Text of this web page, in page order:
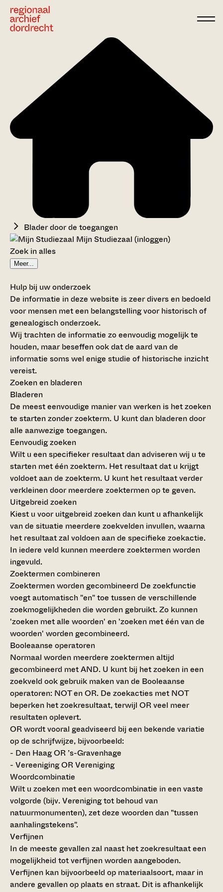
Blader door de toegangen
Mijn Studiezaal (inloggen)
Zoek in alles
Meer...
Hulp bij uw onderzoek
De informatie in deze website is zeer divers en bedoeld
voor mensen met een belangstelling voor historisch of
genealogisch onderzoek.
Wij trachten de informatie zo eenvoudig mogelijk te
houden, maar beseffen ook dat de aard van de
informatie soms wel enige studie of historische inzicht
vereist.
Zoeken en bladeren
Bladeren
De meest eenvoudige manier van werken is het zoeken
te starten zonder zoekterm. U kunt dan bladeren door
alle aanwezige toegangen.
Eenvoudig zoeken
Wilt u een specifieker resultaat dan adviseren wij u te
starten met één zoekterm. Het resultaat dat u krijgt
voldoet aan de zoekterm. U kunt het resultaat verder
verkleinen door meerdere zoektermen op te geven.
Uitgebreid zoeken
Kiest u voor uitgebreid zoeken dan kunt u afhankelijk
van de situatie meerdere zoekvelden invullen, waarna
het resultaat zal voldoen aan de specifieke zoekactie.
In iedere veld kunnen meerdere zoektermen worden
ingevuld.
Zoektermen combineren
Zoektermen worden gecombineerd De zoekfunctie
voegt automatisch "en" toe tussen de verschillende
zoekmogelijkheden die worden gebruikt. Zo kunnen
'zoeken met alle woorden' en 'zoeken met één van de
woorden' worden gecombineerd.
Booleaanse operatoren
Normaal worden meerdere zoektermen altijd
gecombineerd met AND. U kunt bij het zoeken in een
zoekveld ook gebruik maken van de Booleaanse
operatoren: NOT en OR. De zoekacties met NOT
beperken het zoekresultaat, terwijl OR veel meer
resultaten oplevert.
OR wordt vooral geadviseerd bij een bekende variatie
op de schrijfwijze, bijvoorbeeld:
- Den Haag OR ’s-Gravenhage
- Vereeniging OR Vereniging
Woordcombinatie
Wilt u zoeken met een woordcombinatie in een vaste
volgorde (bijv. Vereniging tot behoud van
natuurmonumenten), zet deze woorden dan "tussen
aanhalingstekens".
Verfijnen
In de meeste gevallen zal naast het zoekresultaat een
mogelijkheid tot verfijnen worden aangeboden.
Verfijnen kan bijvoorbeeld op materiaalsoort, maar in
andere gevallen op plaats en straat. Dit is afhankelijk